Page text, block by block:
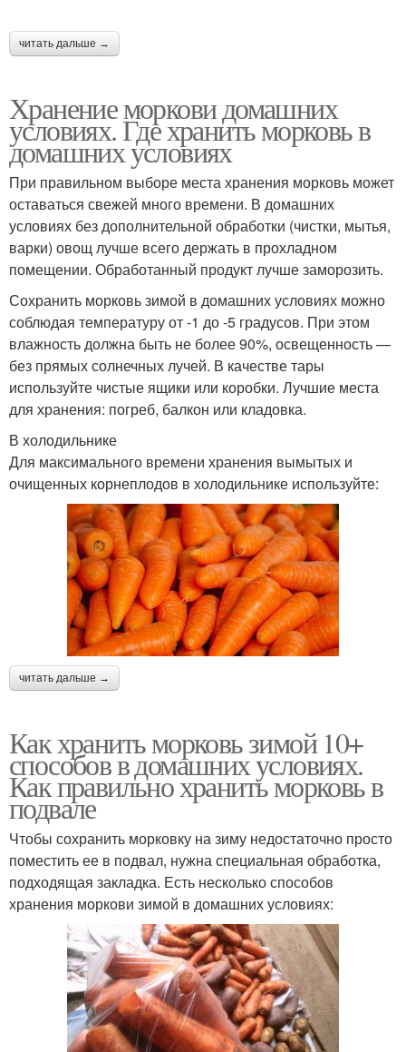
читать дальше →
Хранение моркови домашних
условиях. Где хранить морковь в
домашних условиях
При правильном выборе места хранения морковь может
оставаться свежей много времени. В домашних
условиях без дополнительной обработки (чистки, мытья,
варки) овощ лучше всего держать в прохладном
помещении. Обработанный продукт лучше заморозить.
Сохранить морковь зимой в домашних условиях можно
соблюдая температуру от -1 до -5 градусов. При этом
влажность должна быть не более 90%, освещенность —
без прямых солнечных лучей. В качестве тары
используйте чистые ящики или коробки. Лучшие места
для хранения: погреб, балкон или кладовка.
В холодильнике
Для максимального времени хранения вымытых и
очищенных корнеплодов в холодильнике используйте:
читать дальше →
Как хранить морковь зимой 10+
способов в домашних условиях.
Как правильно хранить морковь в
подвале
Чтобы сохранить морковку на зиму недостаточно просто
поместить ее в подвал, нужна специальная обработка,
подходящая закладка. Есть несколько способов
хранения моркови зимой в домашних условиях: